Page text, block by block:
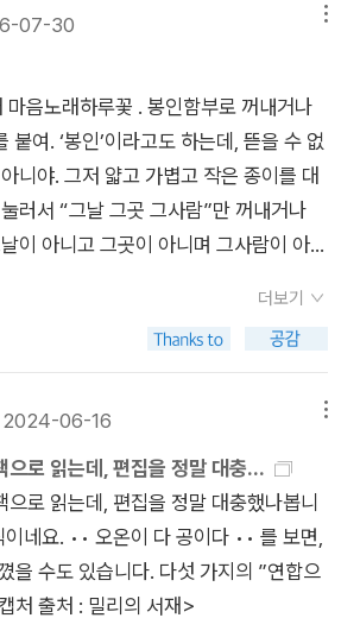
킬 수 있냐고 하셨다.세상에 존재하는
지 않다는 것이다.그렇게 보면 존재하는
뜻이 이해가 쉽게 된다. 인연생기(因緣
우리는 존재를 드러 낼 뿐이다. 그래서
자는 이를 본무자성(本無自性: 본래 자
현하며 불교의 핵심 사상인 공(空)을
生: 있음과 없음에서 서로 나옴) 과 주
陰一陽謂之道: 음과 양이 도에서 나왔
설명한다.공이란 없음이나 텅빈 상태를
구하고 사람들이 자꾸 공 이란 실체가 있
세상이 인연으로 되어 있음을 나타내는
말한다.이 표현은 저자가 북경대학 박
기말 과제에 쓴 답안이라고 했다.공이
니라는 통찰에 당시 지도교수 탕이지에
수에게 극찬을 받았다고 한다. 즉, 도
본질이 아니라 단지 기호에 불과한 것이
해서만 드러난다는 뜻이다.기호를 붙힌
준히 반복의 힘을 믿는 사람입니다.p19
힘을 더 정확히 구사하기 위함입니다.
유는 물러섬 그 자체에 있지 않고, 더 앞
다. 목적은 결국 앞서는 것입니다.흔히들
다는 의미는 잘못된 생각으로 이어질 수
야 하고 더 뛰어나야 하고 꿈이 커야 한
다.한 문장 한 문장 다 버릴 게 없고 좋은
시나 고전은 숭배하는 대상이 아닌 소비
다는 걸 알게 되었습니다.경전을 읽고
것이 아닌 나를 더 부단히 궁금해고 질
07-30
음노래하루꽃 . 봉인함부로 꺼내거나
붙여. ‘봉인’이라고도 하는데, 뜯을 수 없
니야. 그저 얇고 가볍고 작은 종이를 대
러서 “그날 그곳 그사람”만 꺼내거나
이 아니고 그곳이 아니며 그사람이 아닌
고, 할 줄 모르고, 그릴 줄 모르는데, 시샘
머지, 마구 손대는 짓이라고 할 수 있어.
니면서 봉인을 떼거나 뜯거나 열면, 이
타버리고 말아. 스스로 꿈을 그리지 않
이 아니어도 노리느라 봉인을 뜯어서 들
숨빛으로 무엇을 펴거나 할는지 모르면
게 일을 치르지. 모름지기 모든 봉인이
쪽종이 하나인 뜻을 읽어야 한단다. 네
딱지가 생기면서 다친 데가 아물어. 딱
단단하지 않아. 마치 쪽종이마냥 가볍고
더보기
2024-06-16
으로 읽는데, 편집을 정말 대충...
으로 읽는데, 편집을 정말 대충했나봅니
네요. •• 오온이 다 공이다 •• 를 보면,
을 수도 있습니다. 다섯 가지의 ”연합으
처 출처 : 밀리의 서재>